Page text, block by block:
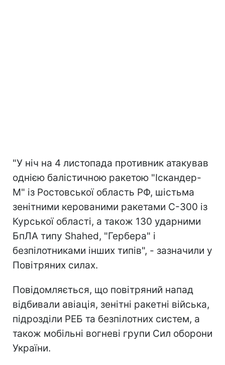
"У ніч на 4 листопада противник атакував
однією балістичною ракетою "Іскандер-
М" із Ростовської область РФ, шістьма
зенітними керованими ракетами С-300 із
Курської області, а також 130 ударними
БпЛА типу Shahed, "Гербера" і
безпілотниками інших типів", - зазначили у
Повітряних силах.
Повідомляється, що повітряний напад
відбивали авіація, зенітні ракетні війська,
підрозділи РЕБ та безпілотних систем, а
також мобільні вогневі групи Сил оборони
України.